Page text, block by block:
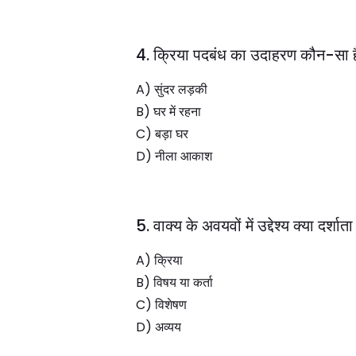
4. क्रिया पदबंध का उदाहरण कौन-सा
A) सुंदर लड़की
B) घर में रहना
C) बड़ा घर
D) नीला आकाश
5. वाक्य के अवयवों में उद्देश्य क्या
A) क्रिया
B) विषय या कर्ता
C) विशेषण
D) अव्यय